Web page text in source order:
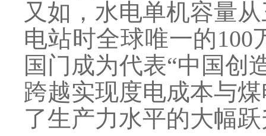
又如，水电单机容量
电站时全球唯一的
国门成为代表“中国创
跨越实现度电成本与
了生产力水平的大幅